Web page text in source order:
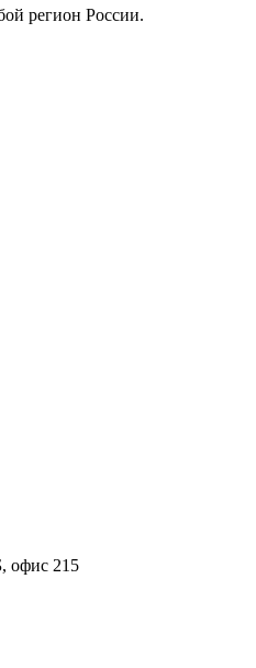
регион России.
офис 215